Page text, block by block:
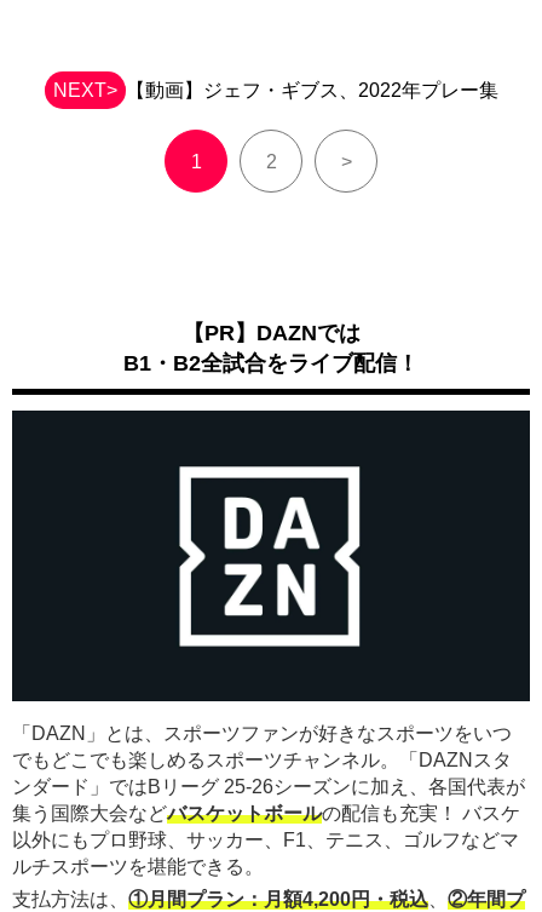
NEXT> 【動画】ジェフ・ギブス、2022年プレー集
1 2 >
【PR】DAZNでは
B1・B2全試合をライブ配信！
「DAZN」とは、スポーツファンが好きなスポーツをいつ
でもどこでも楽しめるスポーツチャンネル。「DAZNスタ
ンダード」ではBリーグ 25-26シーズンに加え、各国代表が
集う国際大会などバスケットボールの配信も充実！ バスケ
以外にもプロ野球、サッカー、F1、テニス、ゴルフなどマ
ルチスポーツを堪能できる。
支払方法は、 ①月間プラン：月額4,200円・税込、 ②年間プ